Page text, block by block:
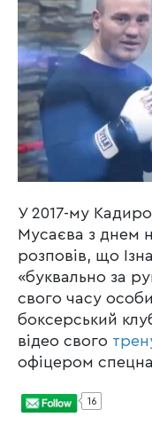
У 2017-му
Мусаєва з днем
розповів, що
«буквально за
свого часу
боксерський
відео свого
офіцером
16